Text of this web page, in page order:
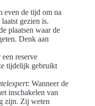
even de tijd om na
gezien is.
plaatsen waar de
Denk aan
reserve
tijdelijk gebruikt
: Wanneer de
inschakelen van
zijn. Zij weten